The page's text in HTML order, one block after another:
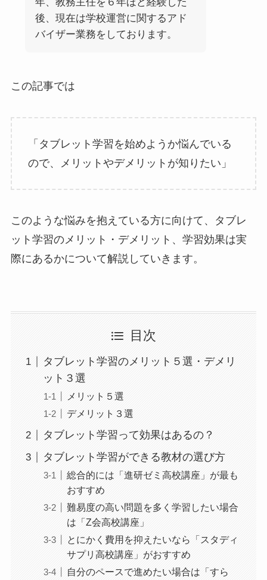
後、現在は学校運営に関するアド
バイザー業務をしております。
この記事では
「タブレット学習を始めようか悩んでいる
ので、メリットやデメリットが知りたい」
このような悩みを抱えている方に向けて、タブレ
ット学習のメリット・デメリット、学習効果は実
際にあるかについて解説していきます。
目次
タブレット学習のメリット５選・デメリ
ット３選
メリット５選
デメリット３選
タブレット学習って効果はあるの？
タブレット学習ができる教材の選び方
総合的には「進研ゼミ高校講座」が最も
おすすめ
難易度の高い問題を多く学習したい場合
は「Z会高校講座」
とにかく費用を抑えたいなら「スタディ
サプリ高校講座」がおすすめ
自分のペースで進めたい場合は「すら